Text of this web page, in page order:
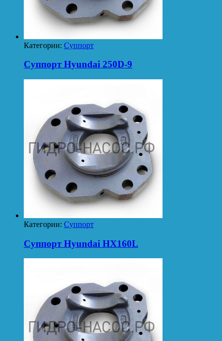
Категории: Суппорт
Суппорт Hyundai 250D-9
Категории: Суппорт
Суппорт Hyundai HX160L